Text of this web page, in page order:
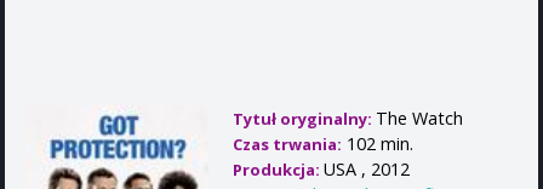
Tytuł oryginalny: The Watch
Czas trwania: 102 min.
Produkcja: USA , 2012